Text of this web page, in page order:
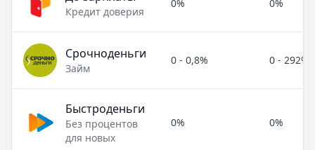
Кредит доверия
0% 0%
Срочноденьги
Займ
0 - 0,8% 0 - 292%
Быстроденьги
Без процентов
для новых
0% 0%